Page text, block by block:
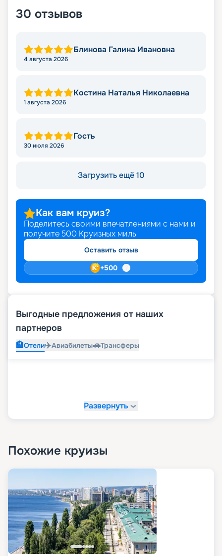
30 отзывов
Блинова Галина Ивановна
4 августа 2026
Костина Наталья Николаевна
1 августа 2026
Гость
30 июля 2026
Загрузить ещё 10
Как вам круиз?
Поделитесь своими впечатлениями с нами и
получите 500 Круизных миль
Оставить отзыв
+500
Выгодные предложения от наших
партнеров
🏨Отели✈️Авиабилеты🚗Трансферы
Развернуть
Похожие круизы